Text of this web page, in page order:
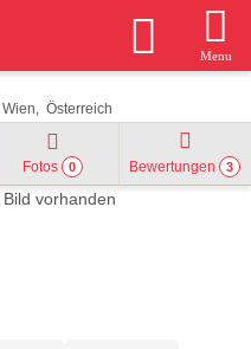
Menu
Wien Österreich
Fotos 0 Bewertungen 3